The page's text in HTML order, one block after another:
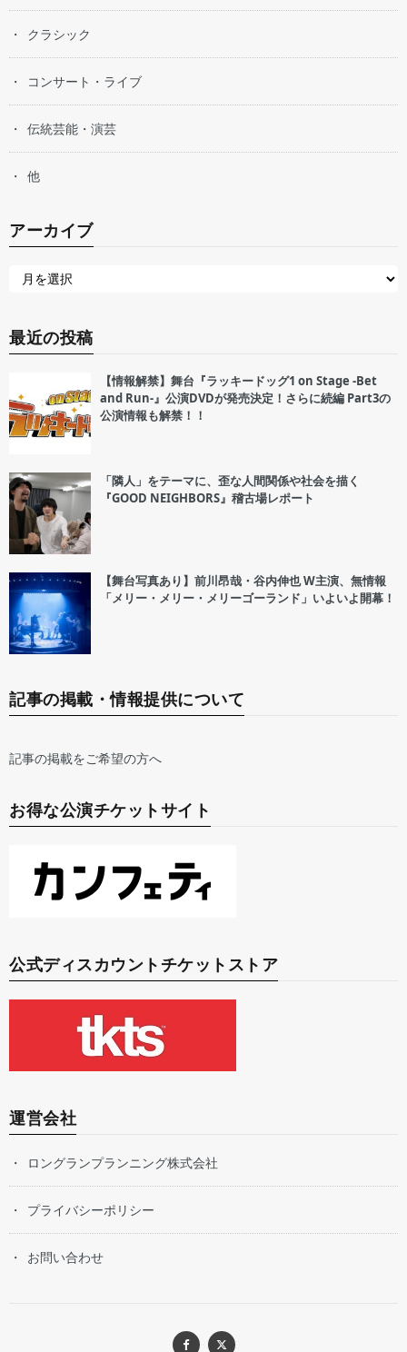
クラシック
コンサート・ライブ
伝統芸能・演芸
他
アーカイブ
最近の投稿
【情報解禁】舞台『ラッキードッグ1 on Stage -Bet
and Run-』公演DVDが発売決定！さらに続編 Part3の
公演情報も解禁！！
「隣人」をテーマに、歪な人間関係や社会を描く
『GOOD NEIGHBORS』稽古場レポート
【舞台写真あり】前川昂哉・谷内伸也 W主演、無情報
「メリー・メリー・メリーゴーランド」いよいよ開幕！
記事の掲載・情報提供について
記事の掲載をご希望の方へ
お得な公演チケットサイト
公式ディスカウントチケットストア
運営会社
ロングランプランニング株式会社
プライバシーポリシー
お問い合わせ